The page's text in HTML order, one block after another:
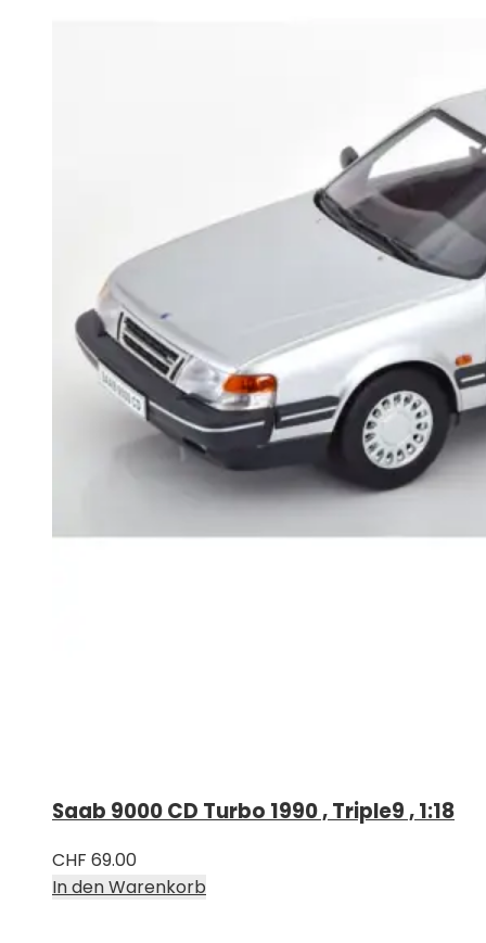
Saab 9000 CD Turbo 1990 , Triple9 , 1:18
CHF 69.00
In den Warenkorb